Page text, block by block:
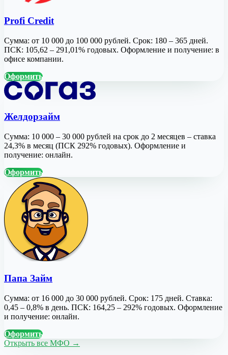
Profi Credit
Сумма: от 10 000 до 100 000 рублей. Срок: 180 – 365 дней.
ПСК: 105,62 – 291,01% годовых. Оформление и получение: в
офисе компании.
Оформить
Желдорзайм
Сумма: 10 000 – 30 000 рублей на срок до 2 месяцев – ставка
24,3% в месяц (ПСК 292% годовых). Оформление и
получение: онлайн.
Оформить
Папа Займ
Сумма: от 16 000 до 30 000 рублей. Срок: 175 дней. Ставка:
0,45 – 0,8% в день. ПСК: 164,25 – 292% годовых. Оформление
и получение: онлайн.
Оформить
Открыть все МФО →